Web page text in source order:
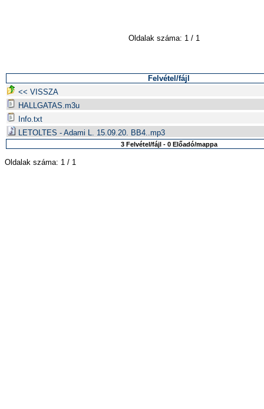
Oldalak száma: 1 / 1
Felvétel/fájl
<< VISSZA
HALLGATAS.m3u
Info.txt
LETOLTES - Adami L. 15.09.20. BB4..mp3
3 Felvétel/fájl - 0 Előadó/mappa
Oldalak száma: 1 / 1